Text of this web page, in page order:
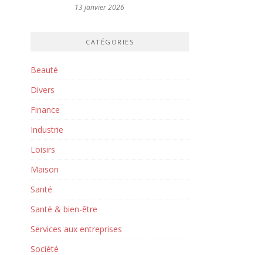
13 janvier 2026
CATÉGORIES
Beauté
Divers
Finance
Industrie
Loisirs
Maison
Santé
Santé & bien-être
Services aux entreprises
Société